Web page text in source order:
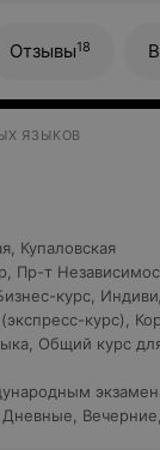
Отзывы18
ЯЗЫКОВ
, Купаловская
, Пр-т
курс,
курс),
, Общий курс
Дневные, Вечерние,